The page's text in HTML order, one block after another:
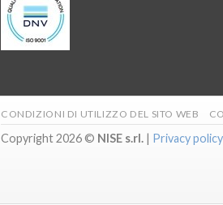
CONDIZIONI DI UTILIZZO DEL SITO WEB
Copyright 2026 © NISE s.rl. | Privacy policy